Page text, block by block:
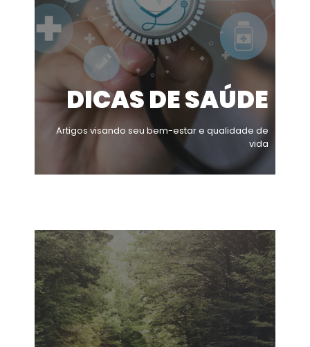
DICAS DE SAÚDE
Artigos visando seu bem-estar e qualidade de
vida